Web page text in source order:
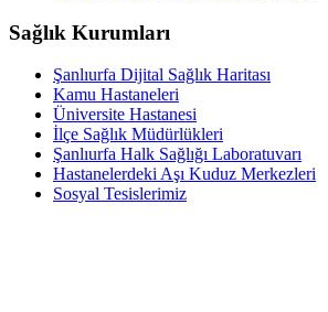
Sağlık Kurumları
Şanlıurfa Dijital Sağlık Haritası
Kamu Hastaneleri
Üniversite Hastanesi
İlçe Sağlık Müdürlükleri
Şanlıurfa Halk Sağlığı Laboratuvarı
Hastanelerdeki Aşı Kuduz Merkezleri
Sosyal Tesislerimiz